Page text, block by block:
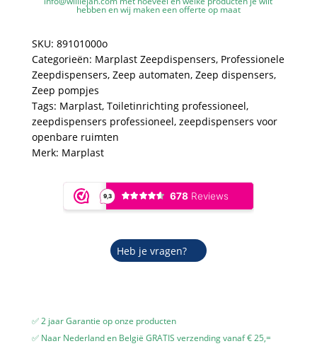
Oranje
met
Transparant
-
550
ml
-
Geschikt
hebben en wij maken een offerte op maat
SKU: 89101000o
Categorieën: Marplast Zeepdispensers, Professionele
Zeepdispensers, Zeep automaten, Zeep dispensers,
Zeep pompjes
Tags: Marplast, Toiletinrichting professioneel,
zeepdispensers professioneel, zeepdispensers voor
openbare ruimten
Merk: Marplast
Heb je vragen?
✅ 2 jaar Garantie op onze producten
✅ Naar Nederland en België GRATIS verzending vanaf € 25,=